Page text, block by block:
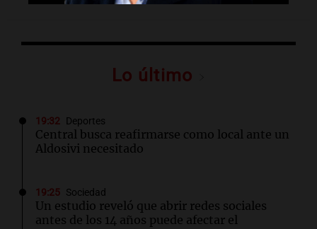
Lo último
19:32 Deportes
Central busca reafirmarse como local ante un
Aldosivi necesitado
19:25 Sociedad
Un estudio reveló que abrir redes sociales
antes de los 14 años puede afectar el